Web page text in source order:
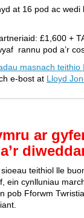
at 16 pod ac wedi
£1,600 +
rannu pod a’r
masnach teithio
e-bost at Lloyd
ar
teithiol lle
ein cynlluniau
pob Fforwm